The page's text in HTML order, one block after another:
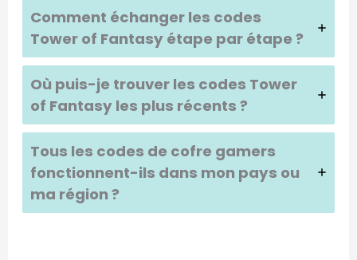
Comment échanger les codes
Tower of Fantasy étape par étape ?
Où puis-je trouver les codes Tower
of Fantasy les plus récents ?
Tous les codes de cofre gamers
fonctionnent-ils dans mon pays ou
ma région ?